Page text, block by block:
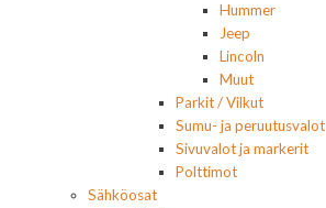
Hummer
Jeep
Lincoln
Muut
Parkit / Vilkut
Sumu- ja peruutusvalot
Sivuvalot ja markerit
Polttimot
Sähköosat